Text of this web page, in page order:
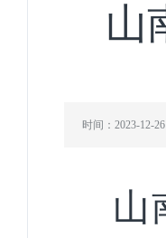
山
时间：2023-12-
山